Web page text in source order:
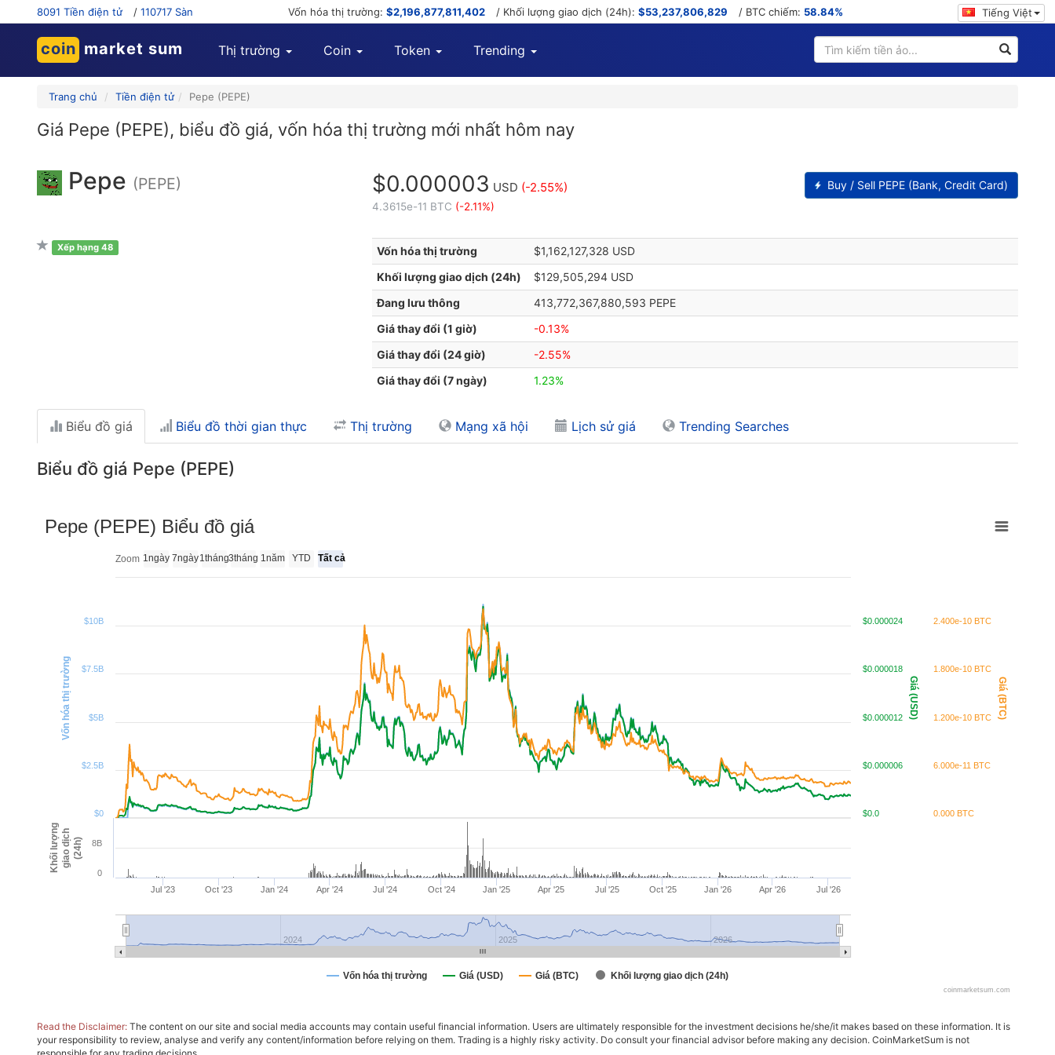
8091 Tiền điện tử / 110717 Sàn Vốn hóa thị trường: $2,196,877,811,402 / Khối lượng giao dịch (24h): $53,237,806,829 / BTC chiếm: 58.84% Tiếng Việt
coin market sum Thị trường Coin Token Trending
Trang chủ Tiền điện tử Pepe (PEPE)
Giá Pepe (PEPE), biểu đồ giá, vốn hóa thị trường mới nhất hôm nay
Pepe (PEPE) $0.000003 USD (-2.55%)
4.3615e-11 BTC (-2.11%)
Buy / Sell PEPE (Bank, Credit Card)
Vốn hóa thị trường
$1,162,127,328 USD
Khối lượng giao dịch (24h)
$129,505,294 USD
Đang lưu thông
413,772,367,880,593 PEPE
Giá thay đổi (1 giờ)
-0.13%
Giá thay đổi (24 giờ)
-2.55%
Giá thay đổi (7 ngày)
1.23%
Xếp hạng 48
Biểu đồ giá Biểu đồ thời gian thực Thị trường Mạng xã hội Lịch sử giá Trending Searches
Biểu đồ giá Pepe (PEPE)
Zoom 1ngày 7ngày1tháng3tháng 1năm YTD Tất cả
Vốn hóa thị trường Giá (USD) Giá (BTC)
Khối lượnggiao dịch(24h)
Pepe (PEPE) Biểu đồ giá
Vốn hóa thị trường Giá (USD) Giá (BTC) Khối lượng giao dịch (24h)
Jul '23 Jan '24 Jul '24 Jan '25 Jul '25 Jan '26 Jul '26
Oct '23 Apr '24 Oct '24 Apr '25 Oct '25 Apr '26
2024 2025 2026
$0
$2.5B
$5B
$7.5B
$10B
$0.0
$0.000006
$0.000012
$0.000018
$0.000024
0.000 BTC
6.000e-11 BTC
1.200e-10 BTC
1.800e-10 BTC
2.400e-10 BTC
0
8B
coinmarketsum.com
Read the Disclaimer: The content on our site and social media accounts may contain useful financial information. Users are ultimately responsible for the investment decisions he/she/it makes based on these information. It is
your responsibility to review, analyse and verify any content/information before relying on them. Trading is a highly risky activity. Do consult your financial advisor before making any decision. CoinMarketSum is not